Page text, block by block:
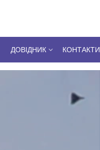
ДОВІДНИК КОНТАКТИ